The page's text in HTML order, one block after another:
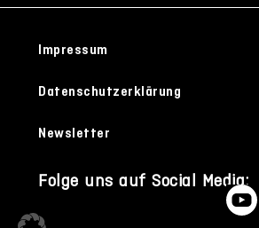
Impressum
Datenschutzerklärung
Newsletter
Folge uns auf Social Media: